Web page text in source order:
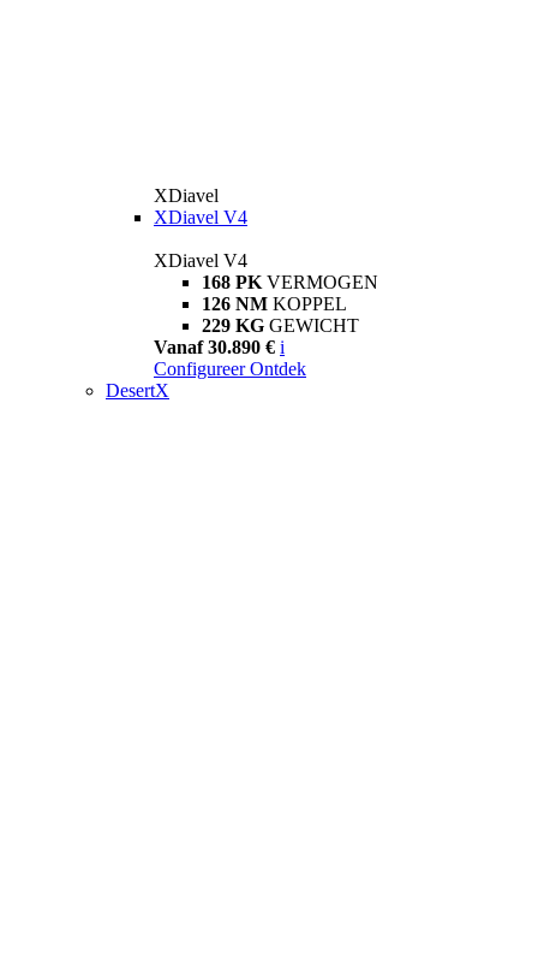
XDiavel
XDiavel V4
XDiavel V4
168 PK VERMOGEN
126 NM KOPPEL
229 KG GEWICHT
Vanaf 30.890 € i
Configureer Ontdek
DesertX